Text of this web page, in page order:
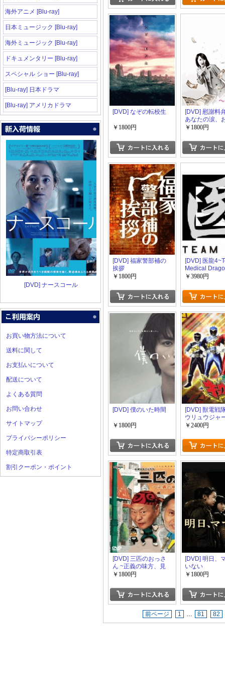
海外アニメ [Blu-ray]
日本ミュージック [Blu-ray]
海外ミュージック [Blu-ray]
ドキュメンタリー [Blu-ray]
スペシャル ショー [Blu-ray]
[Blu-ray] 日本ドラマ
[Blu-ray] アメリカドラマ
[DVD] ナースコール
お買い物方法について
送料に関して
お支払いについて
配送について
よくある質問
お問い合わせ
サイトマップ
プライバシーポリシー
特定商取引表
割引クーポン・ポイント
[DVD] なぞの転校生
￥1800円
[DVD] 慰謝料
あなたの涙、
変えましょう~
￥1800円
[DVD] 福家警部補の
挨拶
￥1800円
[DVD] 医龍
Medical
￥3980円
[DVD] 僕のいた時間
￥1800円
[DVD] 獣電戦
ウリュウジャ
￥2400円
[DVD] 三匹のおっさ
ん ~正義の味方、見
参!!~
￥1800円
[DVD] 明日、
いない
￥1800円
前ページ 1 … 81 82